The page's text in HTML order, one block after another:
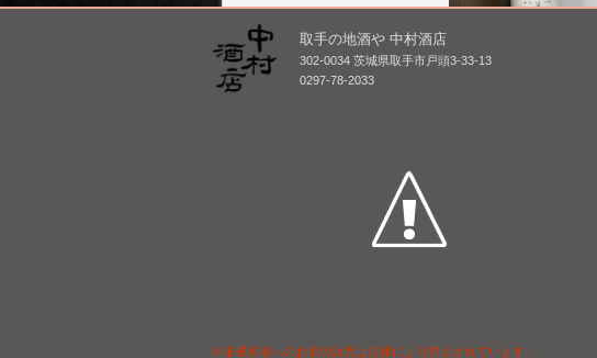
津島屋 外伝 純米大吟醸
四十三才の春 無濾過生原
酒 [BY30]
墨廼江 純米大吟醸 玉(ぎ
ょく) [BY26]
取手の地酒や 中村酒店
302-0034 茨城県取手市戸頭3-33-13
0297-78-2033
※未成年者へのお酒の販売は法律により禁止されています。